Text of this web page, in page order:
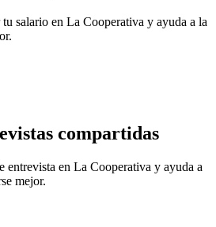
salario en La Cooperativa y ayuda a la
compartidas
entrevista en La Cooperativa y ayuda a
mejor.